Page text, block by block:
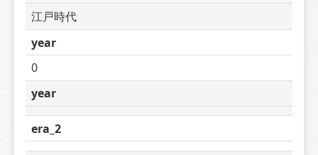
江戸時代
year
0
year
era_2